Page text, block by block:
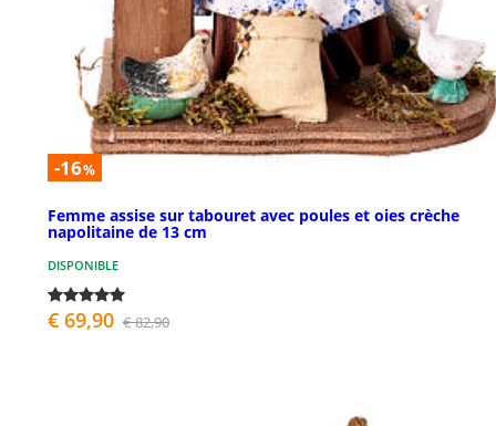
-16%
Femme assise sur tabouret avec poules et oies crèche
napolitaine de 13 cm
DISPONIBLE
€ 69,90 € 82,90